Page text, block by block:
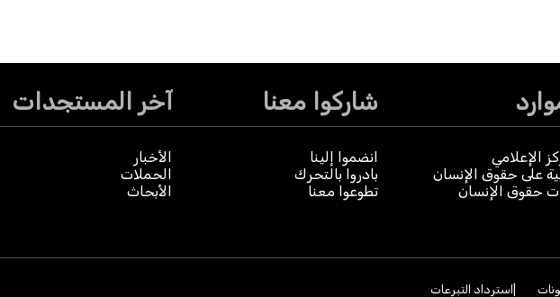
الإعلامي
على حقوق الإنسان
حقوق الإنسان
شاركوا معنا
انضموا إلينا
بادروا بالتحرك
تطوعوا معنا
آخر المستجدات
الأخبار
الحملات
الأبحاث
استرداد التبرعات